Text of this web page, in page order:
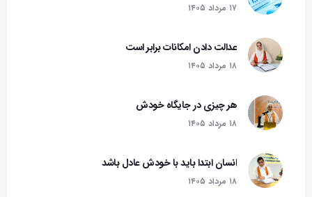
۱۷ مرداد ۱۴۰۵
عدالت دادن امکانات برابر است
۱۸ مرداد ۱۴۰۵
هر چیزی در جایگاه خودش
۱۸ مرداد ۱۴۰۵
انسان ابتدا باید با خودش عادل باشد
۱۸ مرداد ۱۴۰۵